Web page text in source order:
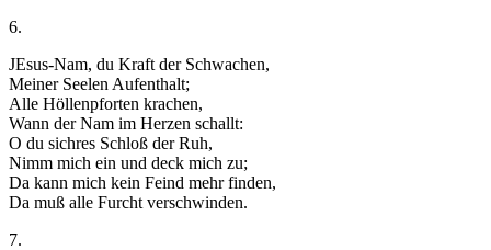
6.
JEsus-Nam, du Kraft der Schwachen,
Meiner Seelen Aufenthalt;
Alle Höllenpforten krachen,
Wann der Nam im Herzen schallt:
O du sichres Schloß der Ruh,
Nimm mich ein und deck mich zu;
Da kann mich kein Feind mehr finden,
Da muß alle Furcht verschwinden.
7.